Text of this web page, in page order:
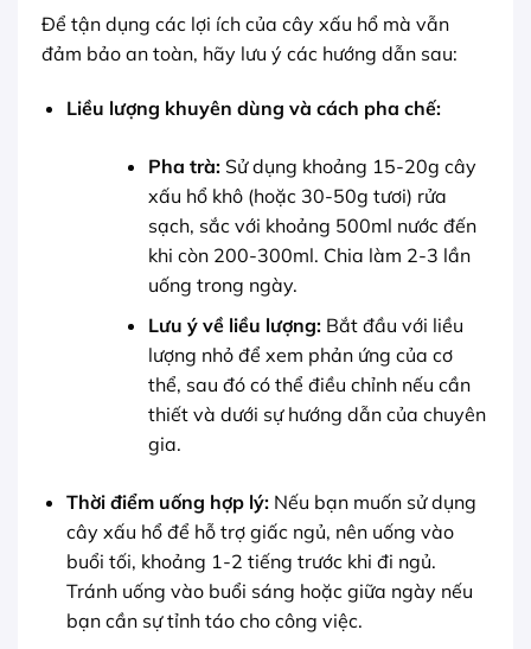
Để tận dụng các lợi ích của cây xấu hổ mà vẫn
đảm bảo an toàn, hãy lưu ý các hướng dẫn sau:
Liều lượng khuyên dùng và cách pha chế:
Pha trà:Sử dụng khoảng 15-20g cây
xấu hổ khô (hoặc 30-50g tươi) rửa
sạch, sắc với khoảng 500ml nước đến
khi còn 200-300ml. Chia làm 2-3 lần
uống trong ngày.
Lưu ý về liều lượng:Bắt đầu với liều
lượng nhỏ để xem phản ứng của cơ
thể, sau đó có thể điều chỉnh nếu cần
thiết và dưới sự hướng dẫn của chuyên
gia.
Thời điểm uống hợp lý:Nếu bạn muốn sử dụng
cây xấu hổ để hỗ trợ giấc ngủ, nên uống vào
buổi tối, khoảng 1-2 tiếng trước khi đi ngủ.
Tránh uống vào buổi sáng hoặc giữa ngày nếu
bạn cần sự tỉnh táo cho công việc.